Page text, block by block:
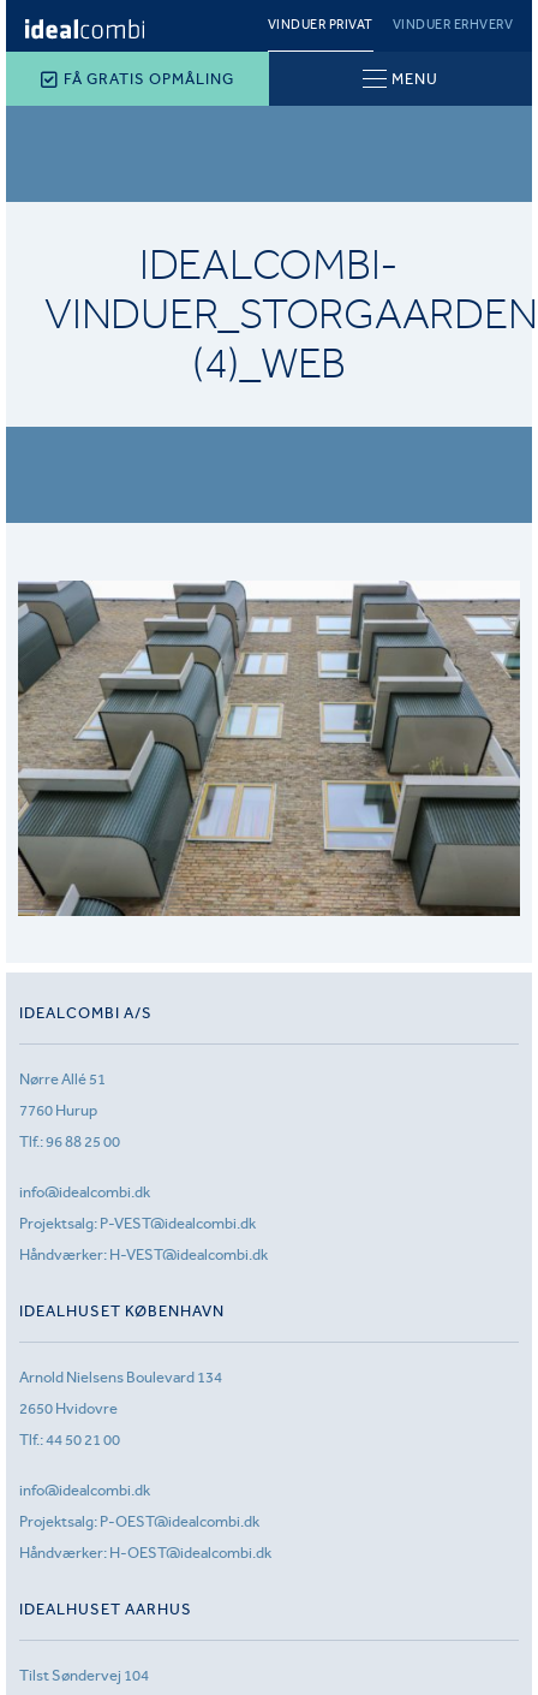
VINDUER PRIVAT VINDUER ERHVERV
FÅ GRATIS OPMÅLING MENU
IDEALCOMBI-
(4)_WEB
IDEALCOMBI A/S
Nørre Allé 51
7760 Hurup
Tlf.:96 88 25 00
info@idealcombi.dk
Projektsalg: P-VEST@idealcombi.dk
Håndværker: H-VEST@idealcombi.dk
IDEALHUSET KØBENHAVN
Arnold Nielsens Boulevard 134
2650 Hvidovre
Tlf.:44 50 21 00
info@idealcombi.dk
Projektsalg: P-OEST@idealcombi.dk
Håndværker: H-OEST@idealcombi.dk
IDEALHUSET AARHUS
Tilst Søndervej 104